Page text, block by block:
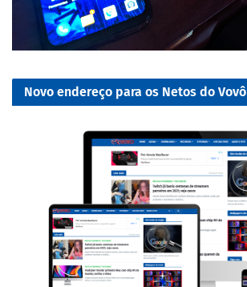
Novo endereço para os Netos do Vovô